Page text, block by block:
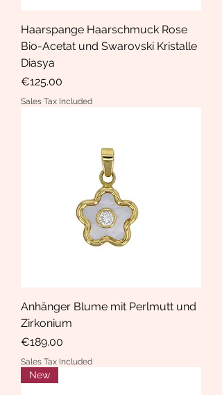
Haarspange Haarschmuck Rose
Bio-Acetat und Swarovski Kristalle
Diasya
Price
€125.00
Sales Tax Included
Anhänger Blume mit Perlmutt und
Zirkonium
Price
€189.00
Sales Tax Included
New